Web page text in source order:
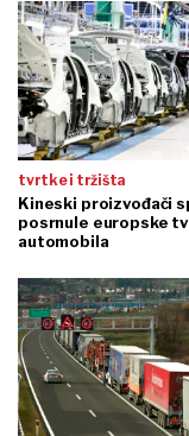
tvrtke i tržišta
Kineski proizvođači
posrnule europske
automobila